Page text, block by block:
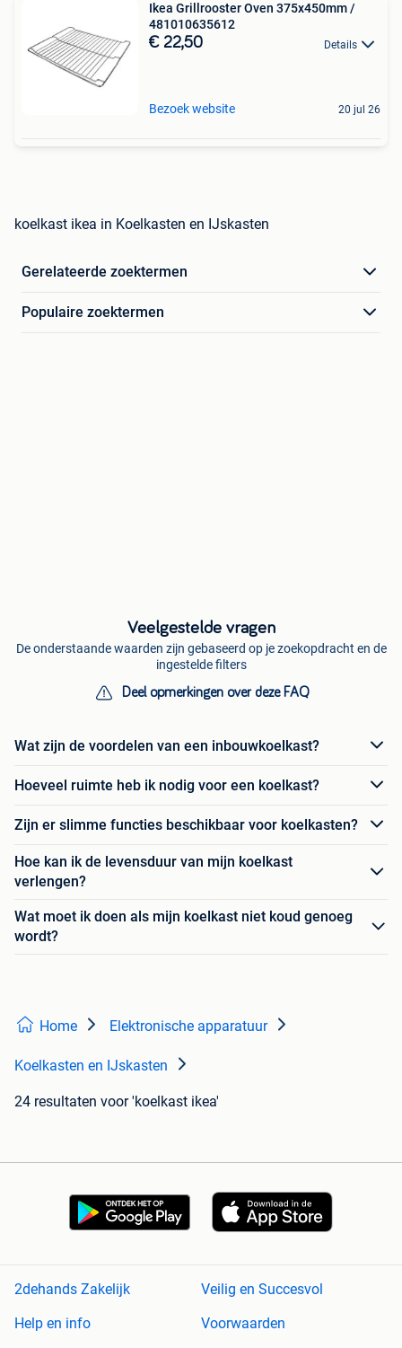
Ikea Grillrooster Oven 375x450mm /
481010635612
€ 22,50 Details
Bezoek website 20 jul 26
koelkast ikea in Koelkasten en IJskasten
Gerelateerde zoektermen
Populaire zoektermen
Veelgestelde vragen
De onderstaande waarden zijn gebaseerd op je zoekopdracht en de
ingestelde filters
Deel opmerkingen over deze FAQ
Wat zijn de voordelen van een inbouwkoelkast?
Hoeveel ruimte heb ik nodig voor een koelkast?
Zijn er slimme functies beschikbaar voor koelkasten?
Hoe kan ik de levensduur van mijn koelkast
verlengen?
Wat moet ik doen als mijn koelkast niet koud genoeg
wordt?
Home Elektronische apparatuur
Koelkasten en IJskasten
24 resultaten voor 'koelkast ikea'
2dehands Zakelijk
Veilig en Succesvol
Help en info
Voorwaarden